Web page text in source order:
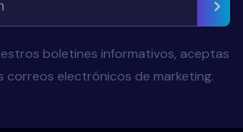
boletines informativos, aceptas
correos electrónicos de marketing.